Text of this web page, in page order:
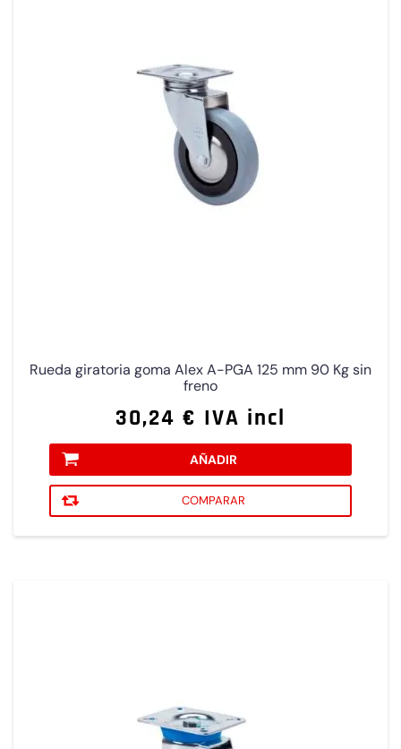
Rueda giratoria goma Alex A-PGA 125 mm 90 Kg sin
freno
30,24 € IVA incl
AÑADIR
COMPARAR